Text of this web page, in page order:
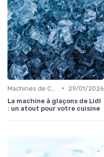
•
29/01/2026
La machine à glaçons de Lidl
: un atout pour votre cuisine